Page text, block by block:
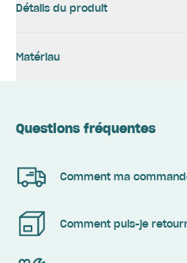
Détails du produit
Matériau
Questions fréquentes
Comment ma
Comment puis-je